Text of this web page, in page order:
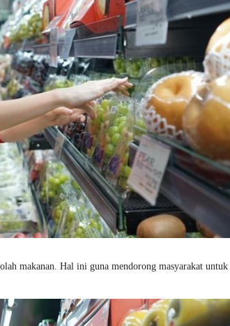
makanan. Hal ini guna mendorong masyarakat